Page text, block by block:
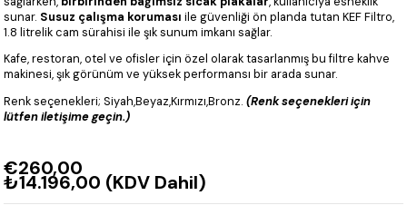
sunar. Susuz çalışma koruması ile güvenliği ön planda tutan KEF Filtro,
1.8 litrelik cam sürahisi ile şık sunum imkanı sağlar.
Kafe, restoran, otel ve ofisler için özel olarak tasarlanmış bu filtre kahve
makinesi, şık görünüm ve yüksek performansı bir arada sunar.
Renk seçenekleri; Siyah,Beyaz,Kırmızı,Bronz.(Renk seçenekleri için
lütfen iletişime geçin.)
€260,00
₺14.196,00 (KDV Dahil)